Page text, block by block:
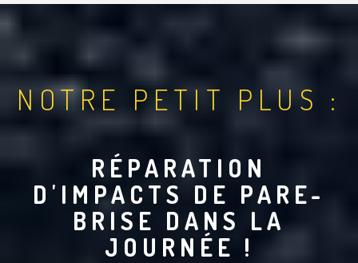
NOTRE PETIT PLUS :
RÉPARATION
D'IMPACTS DE PARE-
BRISE DANS LA
JOURNÉE !